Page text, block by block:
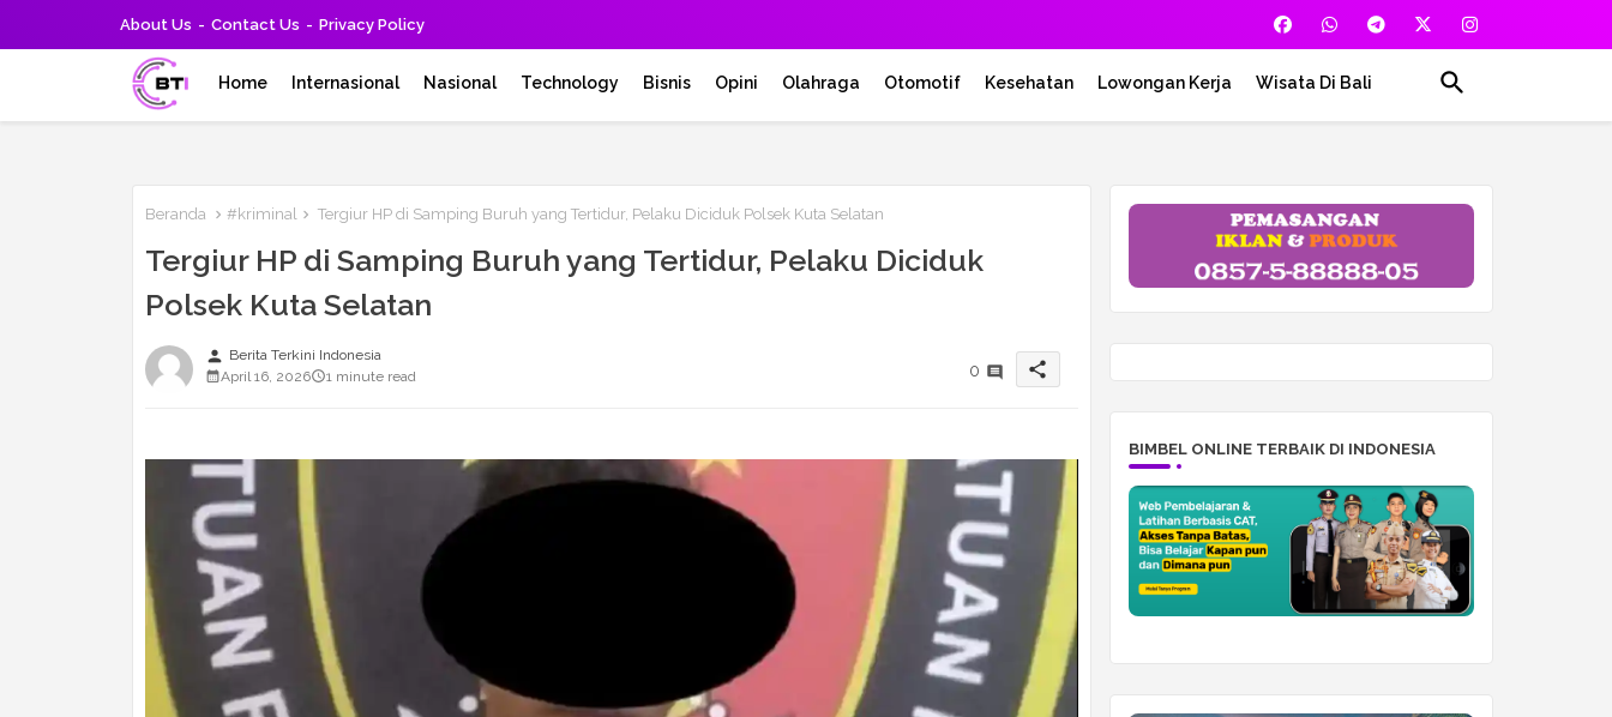
About Us Contact Us Privacy Policy
Home Internasional Nasional Technology Bisnis Opini Olahraga Otomotif Kesehatan Lowongan Kerja Wisata Di Bali
Beranda #kriminal Tergiur HP di Samping Buruh yang Tertidur, Pelaku Diciduk Polsek Kuta Selatan
Tergiur HP di Samping Buruh yang Tertidur, Pelaku Diciduk
Polsek Kuta Selatan
person Berita Terkini Indonesia
April 16, 2026
1 minute read 0 share
BIMBEL ONLINE TERBAIK DI INDONESIA